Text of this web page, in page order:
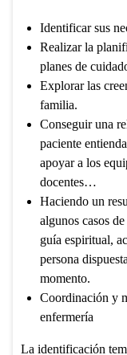
Identificar sus
Realizar la
planes de
Explorar las
familia.
Conseguir una
paciente
apoyar a los
docentes…
Haciendo un
algunos casos
guía espiritual,
persona
momento.
Coordinación y
enfermería
La identificación